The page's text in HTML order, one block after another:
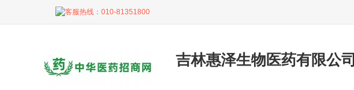
客服热线： 010-81351800
吉林惠泽生物医药有限公司